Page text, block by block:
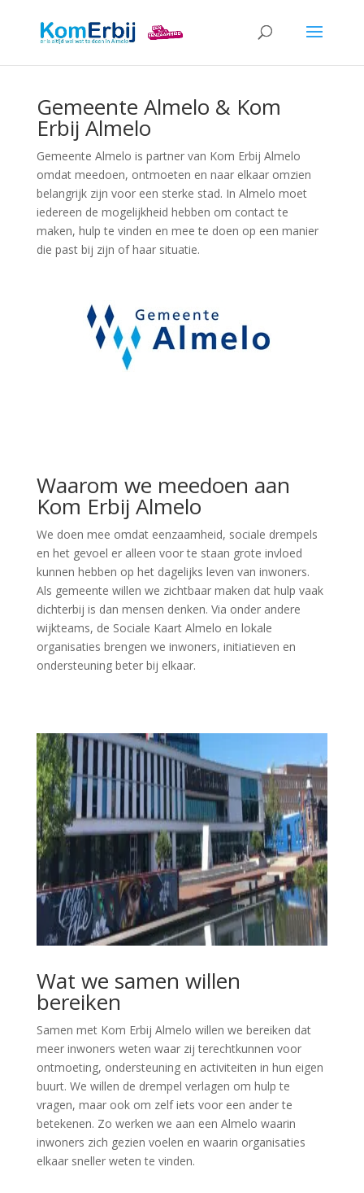
Gemeente Almelo & Kom
Erbij Almelo
Gemeente Almelo is partner van Kom Erbij Almelo
omdat meedoen, ontmoeten en naar elkaar omzien
belangrijk zijn voor een sterke stad. In Almelo moet
iedereen de mogelijkheid hebben om contact te
maken, hulp te vinden en mee te doen op een manier
die past bij zijn of haar situatie.
Waarom we meedoen aan
Kom Erbij Almelo
We doen mee omdat eenzaamheid, sociale drempels
en het gevoel er alleen voor te staan grote invloed
kunnen hebben op het dagelijks leven van inwoners.
Als gemeente willen we zichtbaar maken dat hulp vaak
dichterbij is dan mensen denken. Via onder andere
wijkteams, de Sociale Kaart Almelo en lokale
organisaties brengen we inwoners, initiatieven en
ondersteuning beter bij elkaar.
Wat we samen willen
bereiken
Samen met Kom Erbij Almelo willen we bereiken dat
meer inwoners weten waar zij terechtkunnen voor
ontmoeting, ondersteuning en activiteiten in hun eigen
buurt. We willen de drempel verlagen om hulp te
vragen, maar ook om zelf iets voor een ander te
betekenen. Zo werken we aan een Almelo waarin
inwoners zich gezien voelen en waarin organisaties
elkaar sneller weten te vinden.